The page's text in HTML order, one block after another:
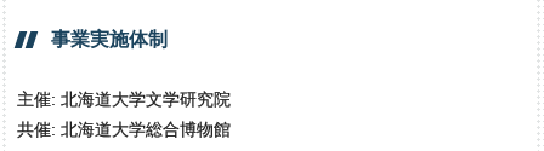
事業実施体制
主催: 北海道大学文学研究院
共催: 北海道大学総合博物館